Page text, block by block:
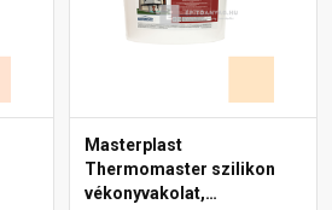
Masterplast
Thermomaster szilikon
vékonyvakolat,